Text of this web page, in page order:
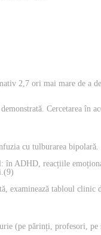
2,7 ori mai mare de a
Cercetarea în
cu tulburarea bipolară.
ADHD, reacțiile
examinează tabloul clinic
(pe părinți, profesori,